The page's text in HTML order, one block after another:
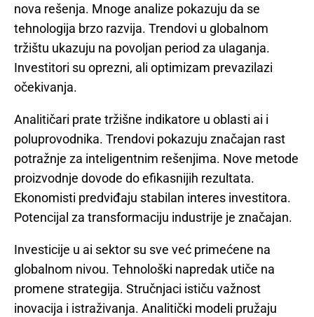
nova rešenja. Mnoge analize pokazuju da se
tehnologija brzo razvija. Trendovi u globalnom
tržištu ukazuju na povoljan period za ulaganja.
Investitori su oprezni, ali optimizam prevazilazi
očekivanja.
Analitičari prate tržišne indikatore u oblasti ai i
poluprovodnika. Trendovi pokazuju značajan rast
potražnje za inteligentnim rešenjima. Nove metode
proizvodnje dovode do efikasnijih rezultata.
Ekonomisti predviđaju stabilan interes investitora.
Potencijal za transformaciju industrije je značajan.
Investicije u ai sektor su sve već primećene na
globalnom nivou. Tehnološki napredak utiče na
promene strategija. Stručnjaci ističu važnost
inovacija i istraživanja. Analitički modeli pružaju